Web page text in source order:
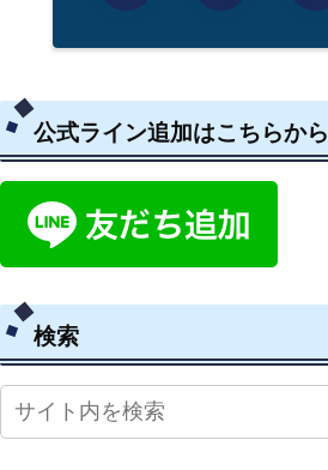
公式ライン追加はこちらから
検索